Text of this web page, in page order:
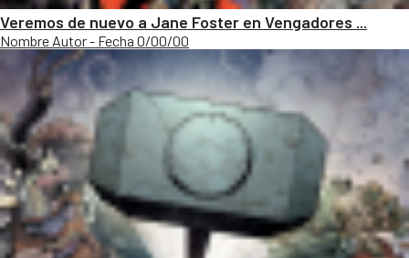
Veremos de nuevo a Jane Foster en Vengadores ...
Nombre Autor - Fecha 0/00/00